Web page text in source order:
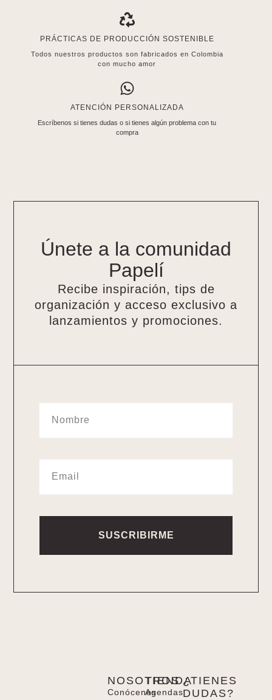
PRÁCTICAS DE PRODUCCIÓN SOSTENIBLE
Todos nuestros productos son fabricados en Colombia
con mucho amor
ATENCIÓN PERSONALIZADA
Escríbenos si tienes dudas o si tienes algún problema con tu
compra
Únete a la comunidad
Papelí
Recibe inspiración, tips de
organización y acceso exclusivo a
lanzamientos y promociones.
SUSCRIBIRME
TIENDA
Agendas
NOSOTROS
Conócenos
¿TIENES
DUDAS?